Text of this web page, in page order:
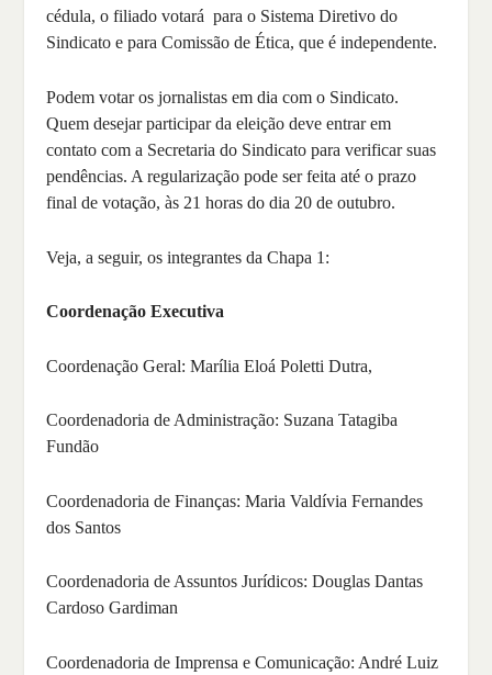
cédula, o filiado votará para o Sistema Diretivo do
Sindicato e para Comissão de Ética, que é independente.
Podem votar os jornalistas em dia com o Sindicato.
Quem desejar participar da eleição deve entrar em
contato com a Secretaria do Sindicato para verificar suas
pendências. A regularização pode ser feita até o prazo
final de votação, às 21 horas do dia 20 de outubro.
Veja, a seguir, os integrantes da Chapa 1:
Coordenação Executiva
Coordenação Geral: Marília Eloá Poletti Dutra,
Coordenadoria de Administração: Suzana Tatagiba
Fundão
Coordenadoria de Finanças: Maria Valdívia Fernandes
dos Santos
Coordenadoria de Assuntos Jurídicos: Douglas Dantas
Cardoso Gardiman
Coordenadoria de Imprensa e Comunicação: André Luiz